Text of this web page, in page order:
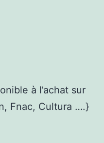
à l’achat sur
Fnac, Cultura ….}